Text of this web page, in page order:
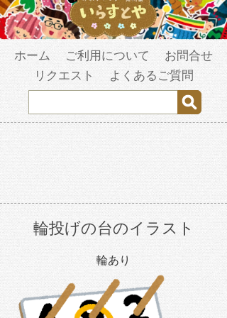
ホーム ご利用について
お問合せ
リクエスト
よくあるご質問
輪投げの台のイラスト
輪あり